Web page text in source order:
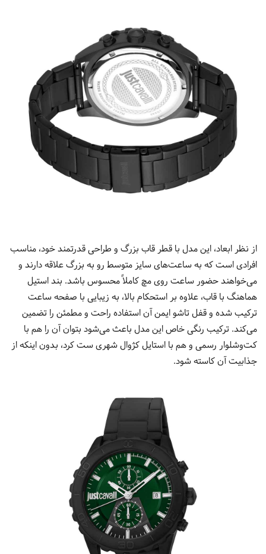
از نظر ابعاد، این مدل با قطر قاب بزرگ و طراحی قدرتمند خود، مناسب
افرادی است که به ساعت‌های سایز متوسط رو به بزرگ علاقه دارند و
می‌خواهند حضور ساعت روی مچ کاملاً محسوس باشد. بند استیل
هماهنگ با قاب، علاوه بر استحکام بالا، به زیبایی با صفحه ساعت
ترکیب شده و قفل تاشو ایمن آن استفاده راحت و مطمئن را تضمین
می‌کند. ترکیب رنگی خاص این مدل باعث می‌شود بتوان آن را هم با
کت‌وشلوار رسمی و هم با استایل کژوال شهری ست کرد، بدون اینکه از
جذابیت آن کاسته شود.